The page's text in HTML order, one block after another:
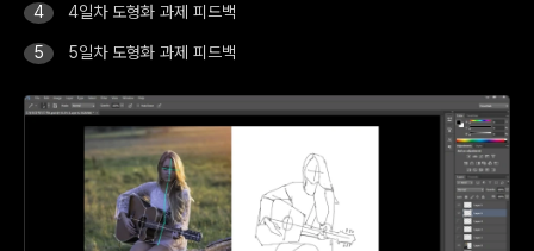
4일차 도형화 과제 피드백
5일차 도형화 과제 피드백